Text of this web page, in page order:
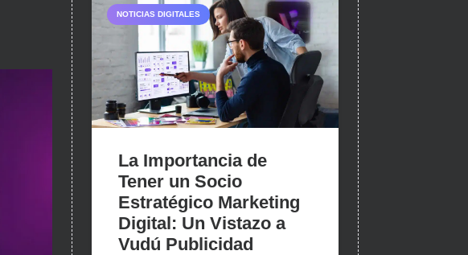
NOTICIAS DIGITALES
La Importancia de
Tener un Socio
Estratégico Marketing
Digital: Un Vistazo a
Vudú Publicidad